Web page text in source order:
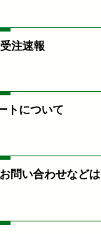
注速報
トについて
問い合わせなど